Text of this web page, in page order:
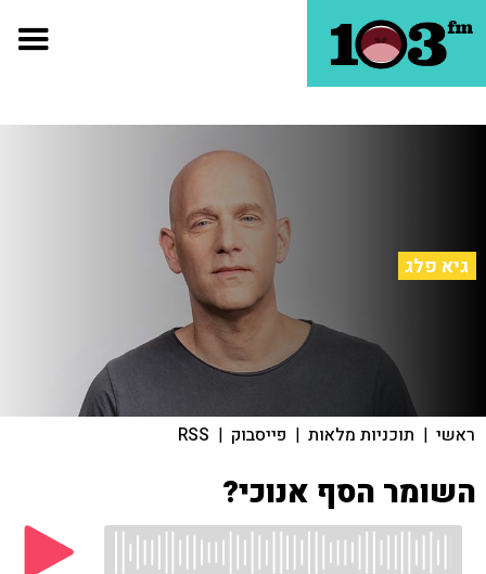
גיא פלג
ראשי | תוכניות מלאות | פייסבוק |
RSS
השומר הסף אנוכי?